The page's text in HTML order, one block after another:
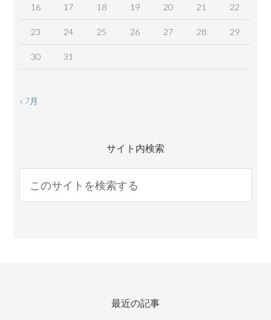
16 17 18 19 20 21 22
23 24 25 26 27 28 29
30 31
« 7月
サイト内検索
最近の記事